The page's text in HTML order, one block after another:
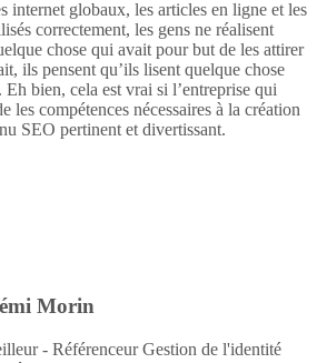
internet globaux, les articles en ligne et les
correctement, les gens ne réalisent
chose qui avait pour but de les attirer
ils pensent qu’ils lisent quelque chose
bien, cela est vrai si l’entreprise qui
les compétences nécessaires à la création
SEO pertinent et divertissant.
Morin
- Référenceur Gestion de l'identité